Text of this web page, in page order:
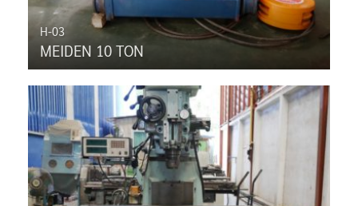
H-03
MEIDEN 10 TON